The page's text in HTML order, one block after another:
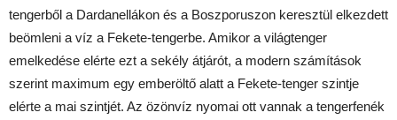
tengerből a Dardanellákon és a Boszporuszon keresztül elkezdett
beömleni a víz a Fekete-tengerbe. Amikor a világtenger
emelkedése elérte ezt a sekély átjárót, a modern számítások
szerint maximum egy emberöltő alatt a Fekete-tenger szintje
elérte a mai szintjét. Az özönvíz nyomai ott vannak a tengerfenék